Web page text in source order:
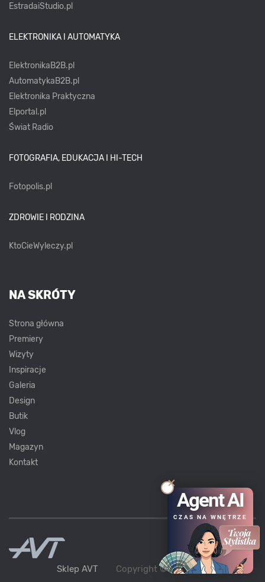
EstradaiStudio.pl
ELEKTRONIKA I AUTOMATYKA
ElektronikaB2B.pl
AutomatykaB2B.pl
Elektronika Praktyczna
Elportal.pl
Świat Radio
FOTOGRAFIA, EDUKACJA I HI-TECH
Fotopolis.pl
ZDROWIE I RODZINA
KtoCieWyleczy.pl
NA SKRÓTY
Strona główna
Premiery
Wizyty
Inspiracje
Galeria
Design
Butik
Vlog
Magazyn
Kontakt
Sklep AVT Copyright ©AVT2021
Agent AI
CZAS NA WNĘTRZE